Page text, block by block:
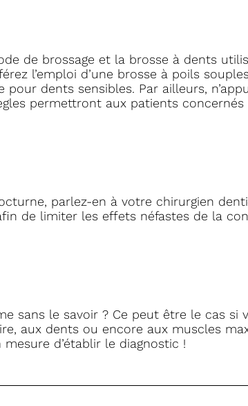
de brossage et la brosse à dents
l’emploi d’une brosse à poils
dents sensibles. Par ailleurs,
permettront aux patients
parlez-en à votre chirurgien
de limiter les effets néfastes de la
sans le savoir ? Ce peut être le cas si
aux dents ou encore aux muscles
d’établir le diagnostic !